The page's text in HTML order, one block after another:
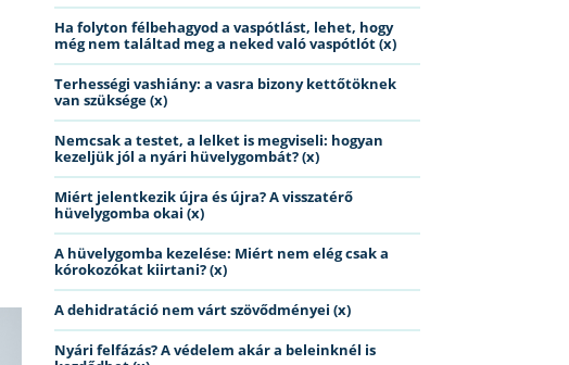
Ha folyton félbehagyod a vaspótlást, lehet, hogy
még nem találtad meg a neked való vaspótlót (x)
Terhességi vashiány: a vasra bizony kettőtöknek
van szüksége (x)
Nemcsak a testet, a lelket is megviseli: hogyan
kezeljük jól a nyári hüvelygombát? (x)
Miért jelentkezik újra és újra? A visszatérő
hüvelygomba okai (x)
A hüvelygomba kezelése: Miért nem elég csak a
kórokozókat kiirtani? (x)
A dehidratáció nem várt szövődményei (x)
Nyári felfázás? A védelem akár a beleinknél is